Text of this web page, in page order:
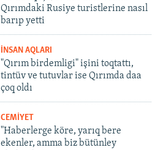
Qırımdaki Rusiye turistlerine nasıl
barıp yetti
İNSAN AQLARI
"Qırım birdemligi" işini toqtattı,
tintüv ve tutuvlar ise Qırımda daa
çoq oldı
CEMİYET
"Haberlerge köre, yarıq bere
ekenler, amma biz bütünley